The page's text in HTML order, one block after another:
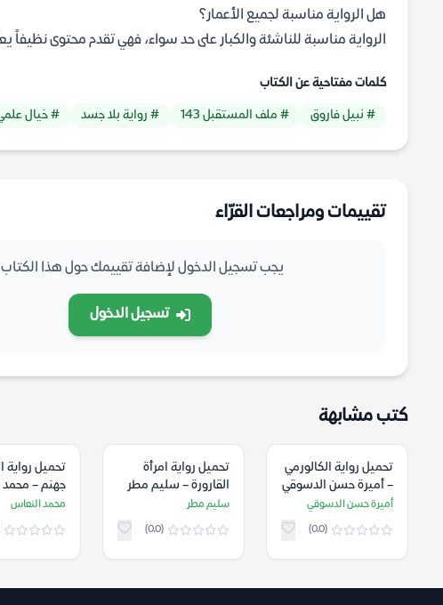
هل الرواية مناسبة لجميع الأعمار؟
الرواية مناسبة للناشئة والكبار على حد سواء، فهي تقدم محتوى نظيفاً
كلمات مفتاحية عن الكتاب
# نبيل فاروق # ملف المستقبل 143 # رواية بلا جسد # خيال
تقييمات ومراجعات القرّاء
يجب تسجيل الدخول لإضافة تقييمك حول هذا
تسجيل الدخول
كتب مشابهة
تحميل رواية الكالورمي
– أميرة حسن الدسوقي
أميرة حسن الدسوقي
(0.0)
تحميل رواية امرأة
القارورة – سليم مطر
سليم مطر
(0.0)
تحميل رواية
جهنم – محمد
محمد النعاس